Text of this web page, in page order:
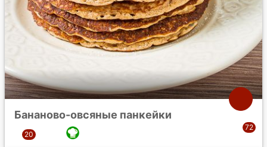
Бананово-овсяные панкейки